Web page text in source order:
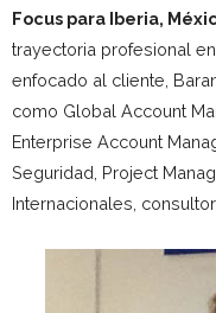
Focus para Iberia,
trayectoria profesional
enfocado al cliente,
como Global Account
Enterprise Account
Seguridad, Project
Internacionales,